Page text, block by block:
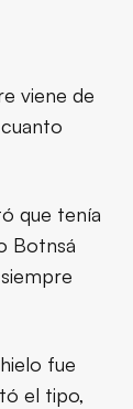
viene de
que tenía
Botnsá
fue
el tipo,